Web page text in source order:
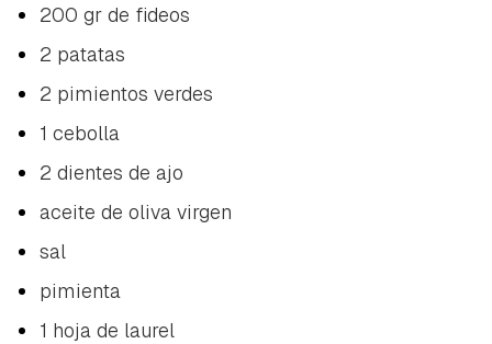
200 gr de fideos
2 patatas
2 pimientos verdes
1 cebolla
2 dientes de ajo
aceite de oliva virgen
sal
pimienta
1 hoja de laurel